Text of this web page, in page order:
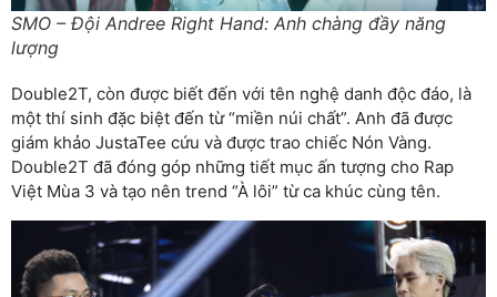
SMO – Đội Andree Right Hand: Anh chàng đầy năng
lượng
Double2T, còn được biết đến với tên nghệ danh độc đáo, là
một thí sinh đặc biệt đến từ “miền núi chất”. Anh đã được
giám khảo JustaTee cứu và được trao chiếc Nón Vàng.
Double2T đã đóng góp những tiết mục ấn tượng cho Rap
Việt Mùa 3 và tạo nên trend “À lôi” từ ca khúc cùng tên.